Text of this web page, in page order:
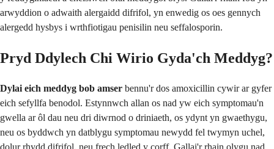
arwyddion o adwaith alergaidd difrifol, yn enwedig os oes gennych
alergedd hysbys i wrthfiotigau penisilin neu seffalosporin.
Pryd Ddylech Chi Wirio Gyda'ch Meddyg?
Dylai eich meddyg bob amser bennu'r dos amoxicillin cywir ar gyfer
eich sefyllfa benodol. Estynnwch allan os nad yw eich symptomau'n
gwella ar ôl dau neu dri diwrnod o driniaeth, os ydynt yn gwaethygu,
neu os byddwch yn datblygu symptomau newydd fel twymyn uchel,
dolur rhydd difrifol, neu frech ledled y corff. Gallai'r rhain olygu nad